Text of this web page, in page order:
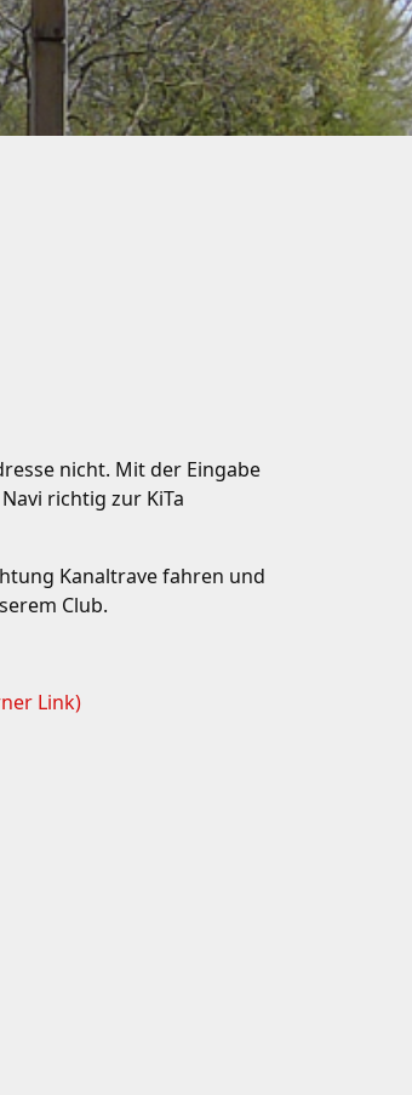
nicht. Mit der Eingabe
richtig zur KiTa
Kanaltrave fahren und
Club.
Link)